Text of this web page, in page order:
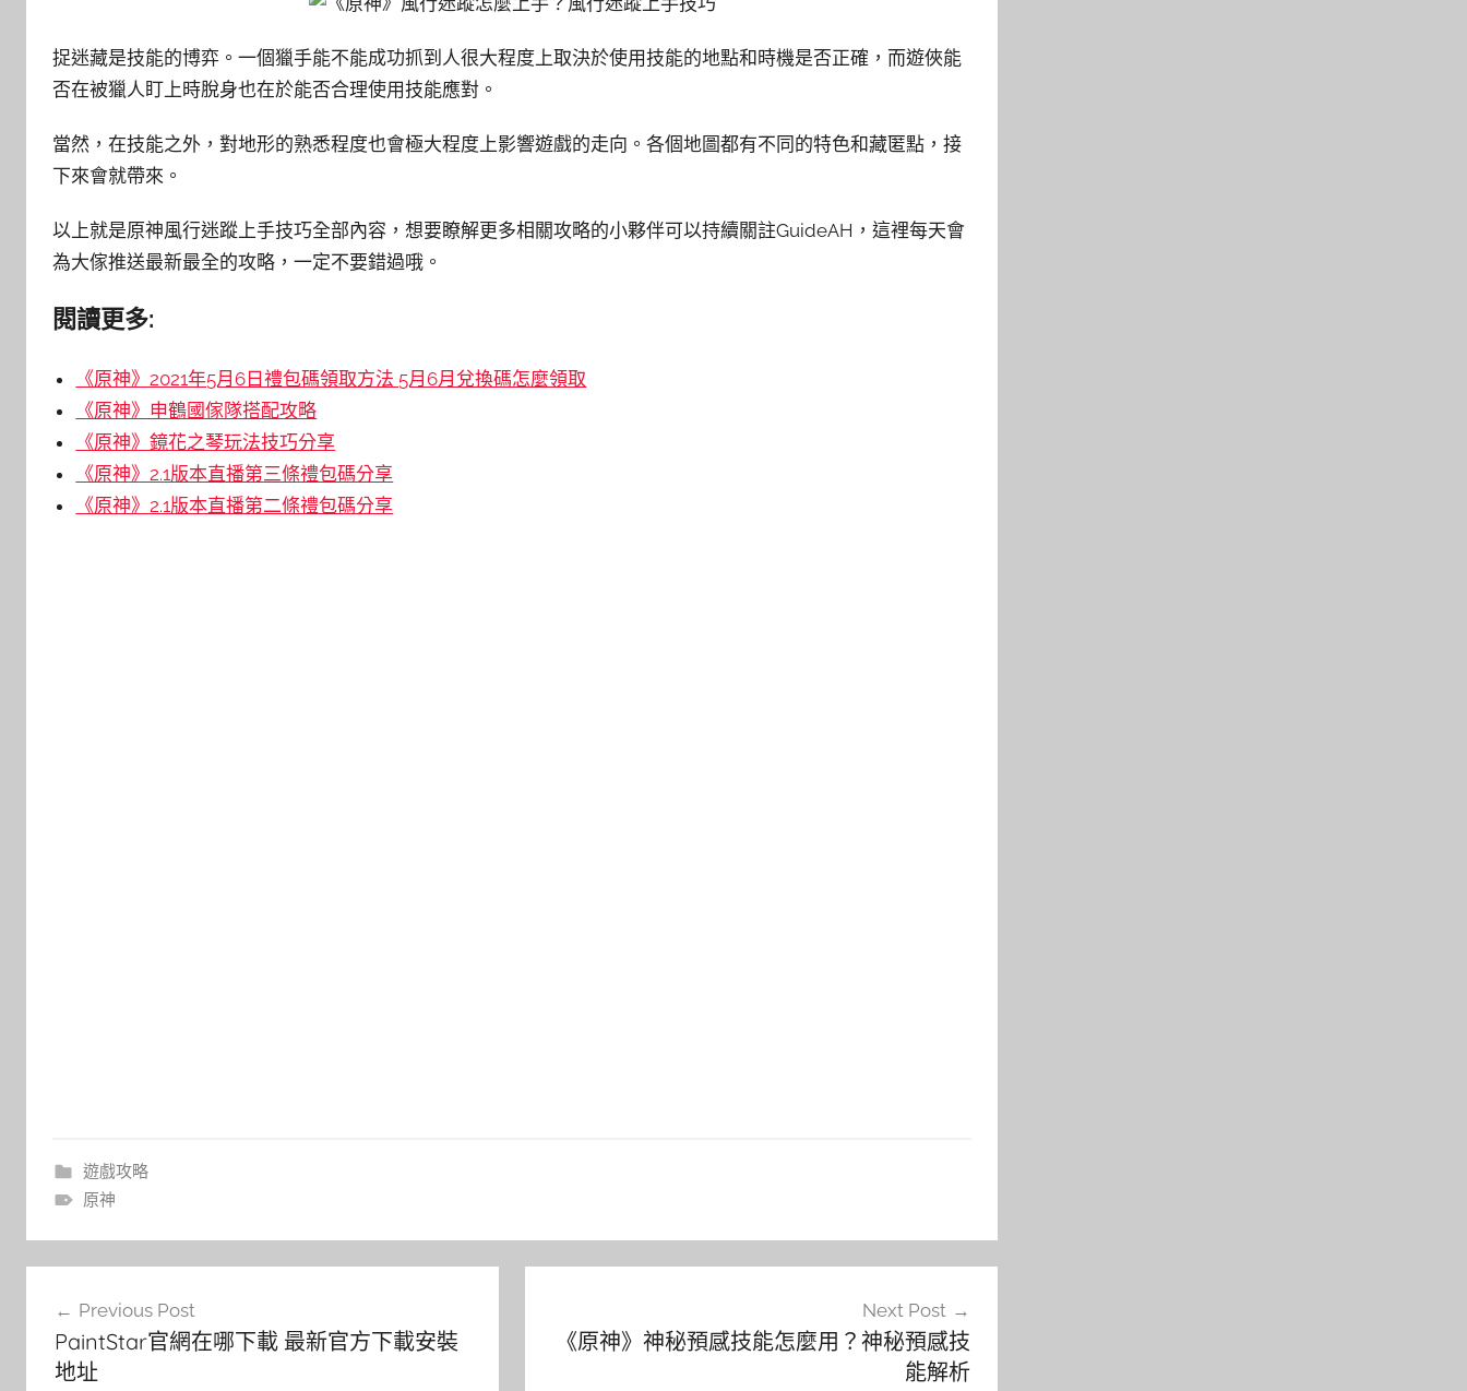
捉迷藏是技能的博弈。一個獵手能不能成功抓到人很大程度上取決於使用技能的地點和時機是否正確，而遊俠能
否在被獵人盯上時脫身也在於能否合理使用技能應對。
當然，在技能之外，對地形的熟悉程度也會極大程度上影響遊戲的走向。各個地圖都有不同的特色和藏匿點，接
下來會就帶來。
以上就是原神風行迷蹤上手技巧全部內容，想要瞭解更多相關攻略的小夥伴可以持續關註GuideAH，這裡每天會
為大傢推送最新最全的攻略，一定不要錯過哦。
閱讀更多:
《原神》2021年5月6日禮包碼領取方法 5月6月兌換碼怎麼領取
《原神》申鶴國傢隊搭配攻略
《原神》鏡花之琴玩法技巧分享
《原神》2.1版本直播第三條禮包碼分享
《原神》2.1版本直播第二條禮包碼分享
遊戲攻略
原神
Previous Post
PaintStar官網在哪下載 最新官方下載安裝
地址
Next Post
《原神》神秘預感技能怎麼用？神秘預感技
能解析